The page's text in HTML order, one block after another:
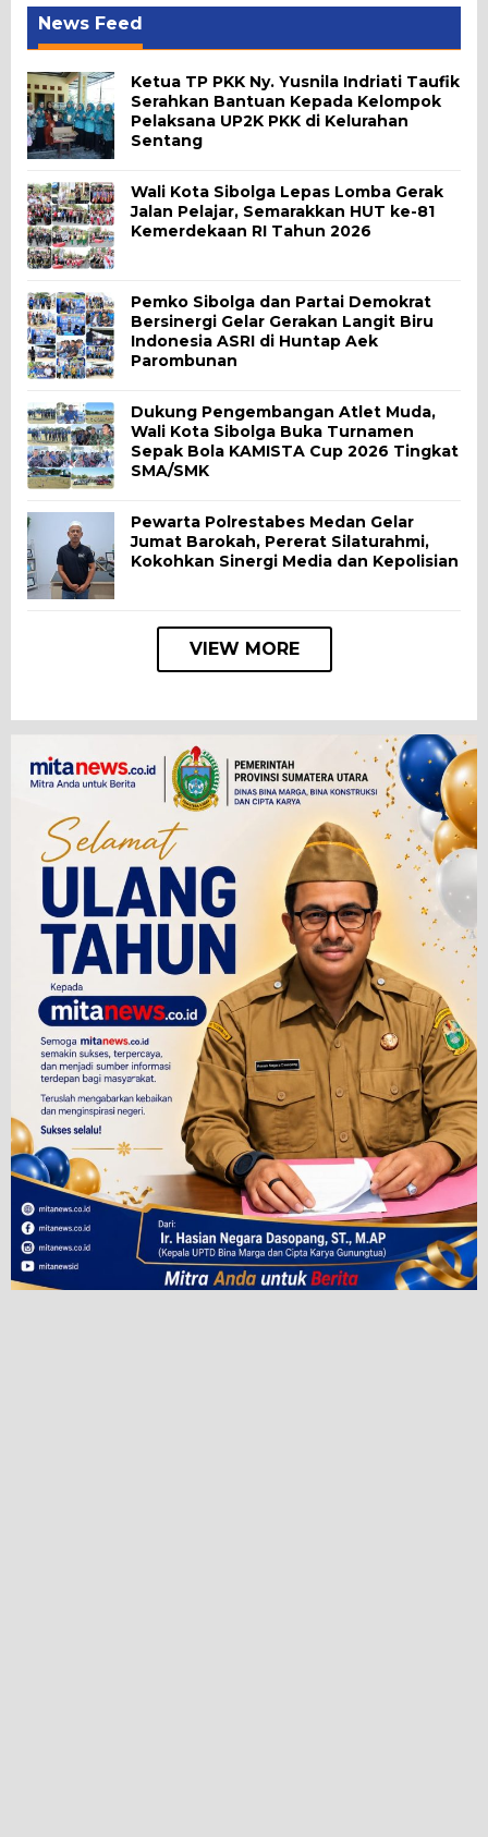
News Feed
Ketua TP PKK Ny. Yusnila Indriati Taufik
Serahkan Bantuan Kepada Kelompok
Pelaksana UP2K PKK di Kelurahan
Sentang
Wali Kota Sibolga Lepas Lomba Gerak
Jalan Pelajar, Semarakkan HUT ke-81
Kemerdekaan RI Tahun 2026
Pemko Sibolga dan Partai Demokrat
Bersinergi Gelar Gerakan Langit Biru
Indonesia ASRI di Huntap Aek
Parombunan
Dukung Pengembangan Atlet Muda,
Wali Kota Sibolga Buka Turnamen
Sepak Bola KAMISTA Cup 2026 Tingkat
SMA/SMK
Pewarta Polrestabes Medan Gelar
Jumat Barokah, Pererat Silaturahmi,
Kokohkan Sinergi Media dan Kepolisian
VIEW MORE